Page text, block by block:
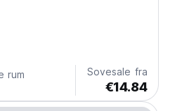
hostel. (Auto-translated
rum
Sovesale fra
€14.84